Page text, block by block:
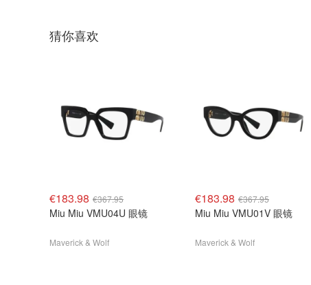
猜你喜欢
€183.98 €367.95
Miu Miu VMU04U 眼镜
Maverick & Wolf
€183.98 €367.95
Miu Miu VMU01V 眼镜
Maverick & Wolf